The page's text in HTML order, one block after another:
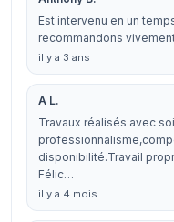
Est intervenu en un
recommandons
il y a 3 ans
A L.
Travaux réalisés avec
disponibilité.Travail
Félic…
il y a 4 mois